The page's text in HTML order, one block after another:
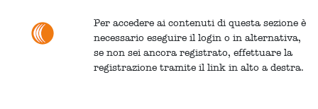
Per accedere ai contenuti di questa sezione è
necessario eseguire il login o in alternativa,
se non sei ancora registrato, effettuare la
registrazione tramite il link in alto a destra.